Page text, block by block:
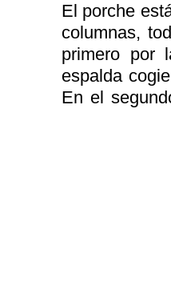
El porche
columnas,
primero por
espalda
En el